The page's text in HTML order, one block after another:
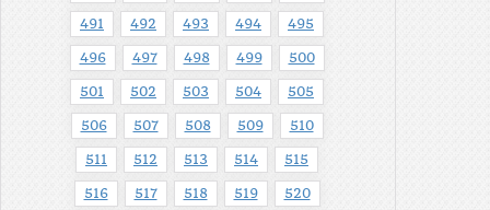
491 492 493 494 495
496 497 498 499 500
501 502 503 504 505
506 507 508 509 510
511 512 513 514 515
516 517 518 519 520